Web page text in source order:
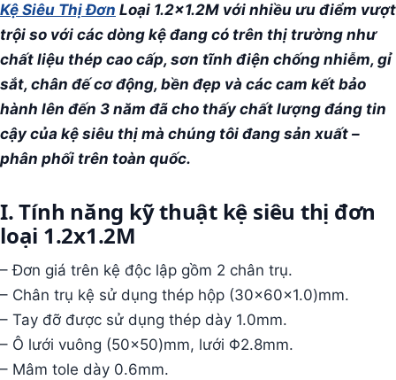
Kệ Siêu Thị Đơn Loại 1.2x1.2M với nhiều ưu điểm vượt
trội so với các dòng kệ đang có trên thị trường như
chất liệu thép cao cấp, sơn tĩnh điện chống nhiễm, gỉ
sắt, chân đế cơ động, bền đẹp và các cam kết bảo
hành lên đến 3 năm đã cho thấy chất lượng đáng tin
cậy của kệ siêu thị mà chúng tôi đang sản xuất –
phân phối trên toàn quốc.
I. Tính năng kỹ thuật kệ siêu thị đơn
loại 1.2x1.2M
– Đơn giá trên kệ độc lập gồm 2 chân trụ.
– Chân trụ kệ sử dụng thép hộp (30x60x1.0)mm.
– Tay đỡ được sử dụng thép dày 1.0mm.
– Ô lưới vuông (50×50)mm, lưới Φ2.8mm.
– Mâm tole dày 0.6mm.